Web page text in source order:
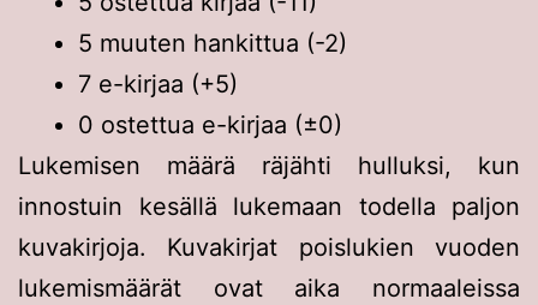
5 muuten hankittua (-2)
7 e-kirjaa (+5)
0 ostettua e-kirjaa (±0)
Lukemisen määrä räjähti hulluksi, kun
innostuin kesällä lukemaan todella paljon
kuvakirjoja. Kuvakirjat poislukien vuoden
lukemismäärät ovat aika normaaleissa